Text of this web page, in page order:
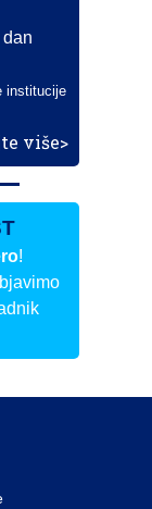
institucije
više>
!